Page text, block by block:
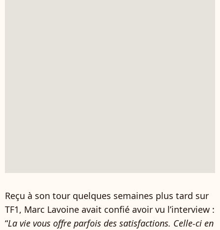
Reçu à son tour quelques semaines plus tard sur
TF1, Marc Lavoine avait confié avoir vu l’interview :
“La vie vous offre parfois des satisfactions. Celle-ci en